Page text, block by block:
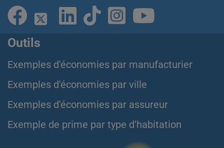
Outils
Exemples d'économies par manufacturier
Exemples d'économies par ville
Exemples d'économies par assureur
Exemple de prime par type d'habitation